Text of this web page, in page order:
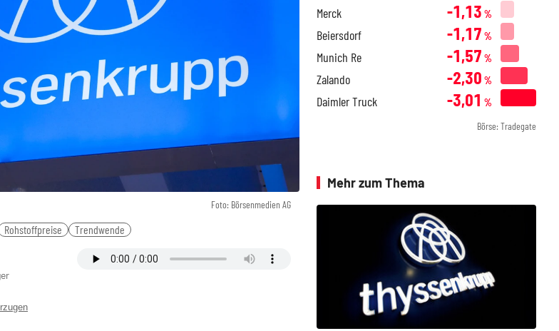
Foto: Börsenmedien AG
Rohstoffpreise Trendwende
Merck -1,13 %
Beiersdorf -1,17 %
Munich Re -1,57 %
Zalando -2,30 %
Daimler Truck -3,01 %
Börse: Tradegate
Mehr zum Thema